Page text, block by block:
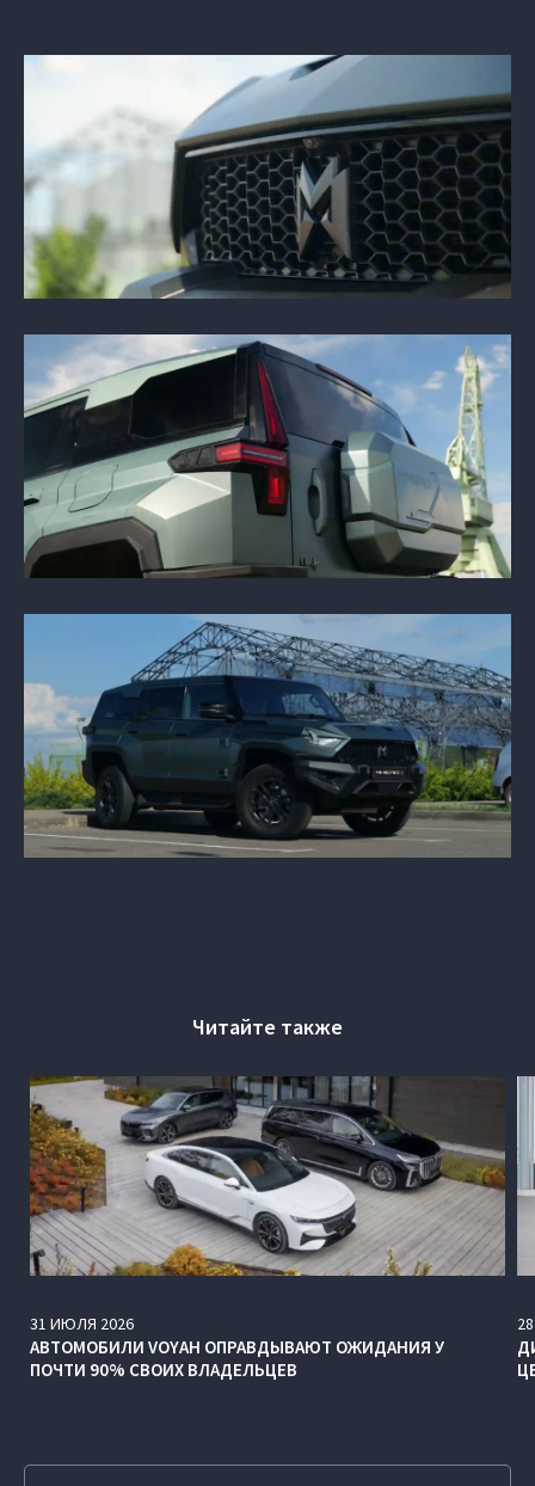
Читайте также
31 ИЮЛЯ 2026
АВТОМОБИЛИ VOYAH ОПРАВДЫВАЮТ ОЖИДАНИЯ У
ПОЧТИ 90% СВОИХ ВЛАДЕЛЬЦЕВ
28